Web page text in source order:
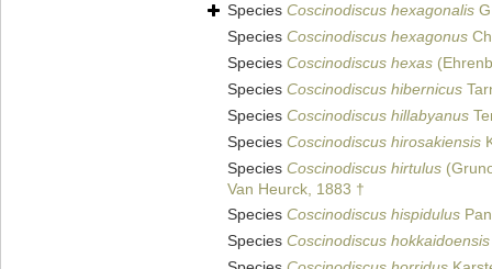
Species Coscinodiscus hexagonalis
Species Coscinodiscus hexagonus
Species Coscinodiscus hexas
Species Coscinodiscus hibernicus
Species Coscinodiscus hillabyanus
Species Coscinodiscus hirosakiensis
Species Coscinodiscus hirtulus
Van Heurck, 1883 †
Species Coscinodiscus hispidulus
Species Coscinodiscus hokkaidoensis